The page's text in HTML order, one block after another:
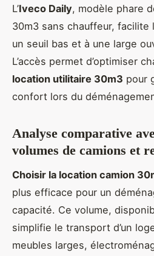
L’Iveco Daily, modèle phare
30m3 sans chauffeur, facilite
un seuil bas et à une large
L’accès permet d’optimiser
location utilitaire 30m3 pour
confort lors du
Analyse comparative
volumes de camions et
Choisir la location camion
plus efficace pour un
capacité. Ce volume,
simplifie le transport d’un
meubles larges,